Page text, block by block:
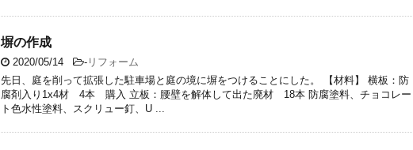
塀の作成
2020/05/14 - リフォーム
先日、庭を削って拡張した駐車場と庭の境に塀をつけることにした。 【材料】 横板：防
腐剤入り1x4材 4本 購入 立板：腰壁を解体して出た廃材 18本 防腐塗料、チョコレー
ト色水性塗料、スクリュー釘、U ...